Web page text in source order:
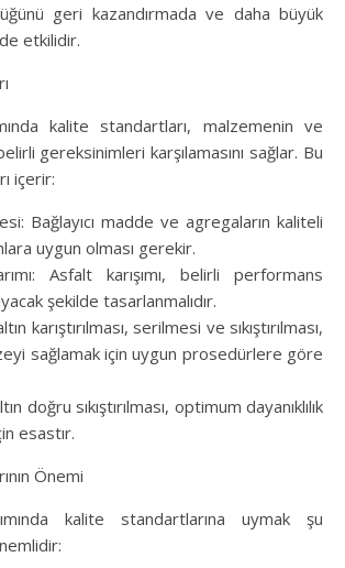
geri kazandırmada ve daha büyük
etkilidir.
kalite standartları, malzemenin ve
gereksinimleri karşılamasını sağlar. Bu
içerir:
Bağlayıcı madde ve agregaların kaliteli
uygun olması gerekir.
Asfalt karışımı, belirli performans
şekilde tasarlanmalıdır.
karıştırılması, serilmesi ve sıkıştırılması,
sağlamak için uygun prosedürlere göre
doğru sıkıştırılması, optimum dayanıklılık
esastır.
Önemi
kalite standartlarına uymak şu